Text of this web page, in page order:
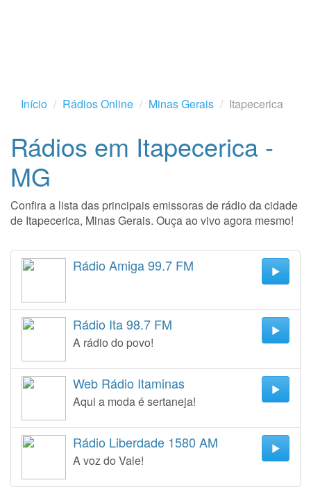
Início Rádios Online Minas Gerais Itapecerica
Rádios em Itapecerica -
MG
Confira a lista das principais emissoras de rádio da cidade
de Itapecerica, Minas Gerais. Ouça ao vivo agora mesmo!
Rádio Amiga 99.7 FM
Rádio Ita 98.7 FM
A rádio do povo!
Web Rádio Itaminas
Aqui a moda é sertaneja!
Rádio Liberdade 1580 AM
A voz do Vale!